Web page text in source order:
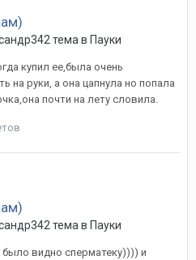
тема в Пауки
купил ее,была очень
на руки, а она цапнула но попала
почти на лету словила.
тема в Пауки
видно сперматеку)))) и